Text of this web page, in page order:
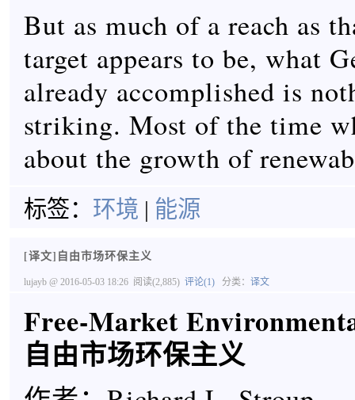
But as much of a reach as
target appears to be, what
already accomplished is
striking. Most of the time
about the growth of
标签： 环境 | 能源
[译文]自由市场环保主义
lujayb @ 2016-05-03 18:26 阅读(2,885) 评论(1) 分类： 译文
Free-Market
自由市场环保主义